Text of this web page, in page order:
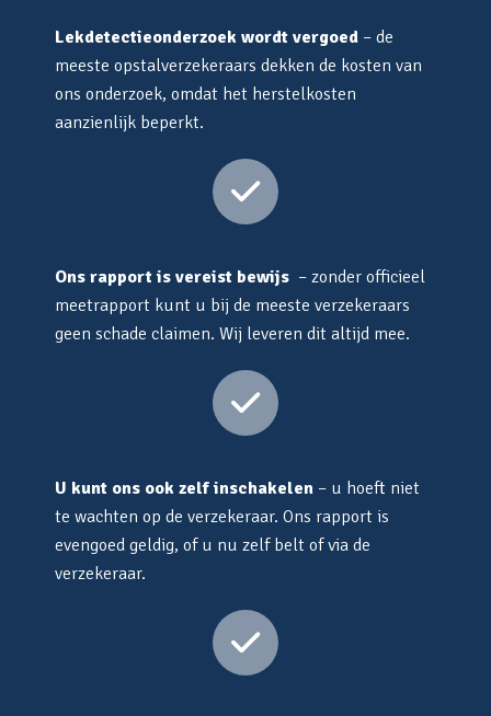
Lekdetectieonderzoek wordt vergoed – de
meeste opstalverzekeraars dekken de kosten van
ons onderzoek, omdat het herstelkosten
aanzienlijk beperkt.
Ons rapport is vereist bewijs – zonder officieel
meetrapport kunt u bij de meeste verzekeraars
geen schade claimen. Wij leveren dit altijd mee.
U kunt ons ook zelf inschakelen – u hoeft niet
te wachten op de verzekeraar. Ons rapport is
evengoed geldig, of u nu zelf belt of via de
verzekeraar.